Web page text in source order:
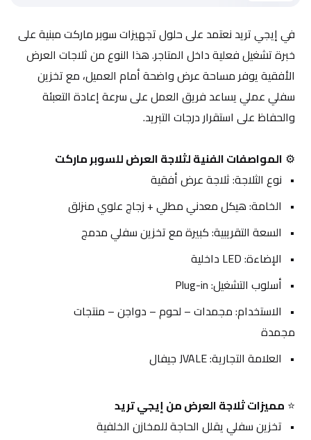
والحفاظ على استقرار درجات التبريد.
⚙️ المواصفات الفنية لثلاجة العرض للسوبر ماركت
نوع الثلاجة: ثلاجة عرض أفقية
الخامة: هيكل معدني مطلي + زجاج علوي منزلق
السعة التقريبية: كبيرة مع تخزين سفلي مدمج
الإضاءة: LED داخلية
أسلوب التشغيل: Plug-in
مجمدة
العلامة التجارية: JVALE جيفال
⭐ مميزات ثلاجة العرض من إيجي تريد
تخزين سفلي يقلل الحاجة للمخازن الخلفية